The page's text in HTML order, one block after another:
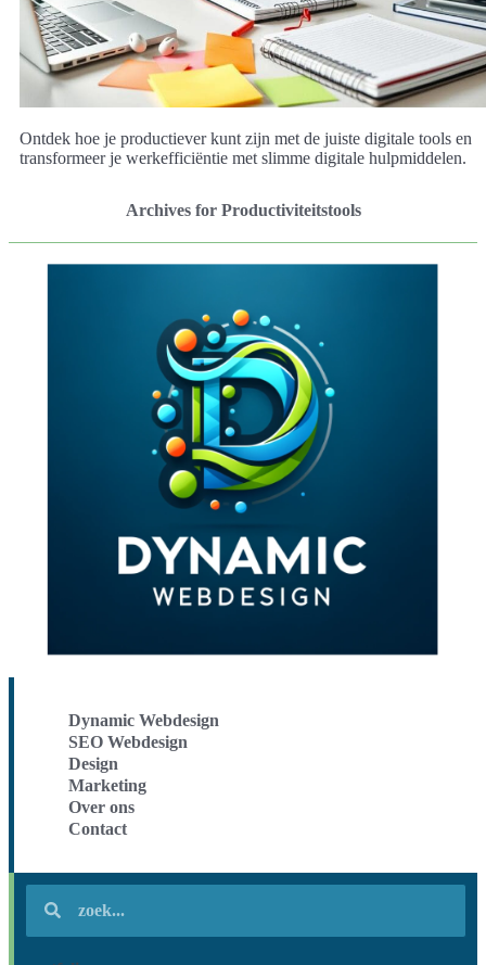
Ontdek hoe je productiever kunt zijn met de juiste digitale tools en
transformeer je werkefficiëntie met slimme digitale hulpmiddelen.
Archives for Productiviteitstools
Dynamic Webdesign
SEO Webdesign
Design
Marketing
Over ons
Contact